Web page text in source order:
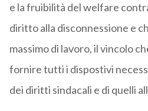
e la fruibilità del welfare
diritto alla disconnessione e
massimo di lavoro, il vincolo
fornire tutti i dispostivi
dei diritti sindacali e di quelli